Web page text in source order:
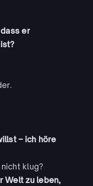
er
– ich höre
klug?
Welt zu leben,